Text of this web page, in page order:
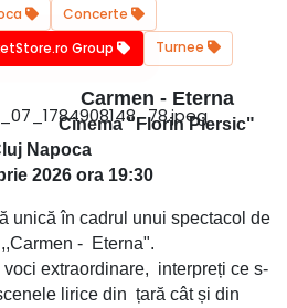
Concerte
Group
Turnee
Carmen - Eterna
Cinema "Florin Piersic"
Napoca
2026 ora 19:30
unică în cadrul unui spectacol de
- Eterna".
voci extraordinare, interpreți ce s-
lirice din țară cât și din